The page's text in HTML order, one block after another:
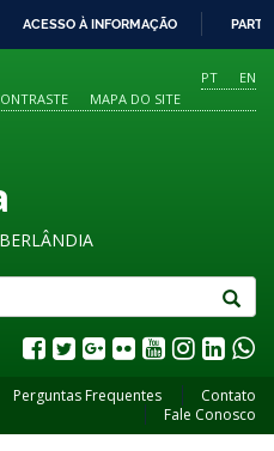
O
CONTEÚDO
ACESSO À INFORMAÇÃO
PT
EN
MAPA DO SITE
Perguntas Frequentes
Contato
Fale Conosco